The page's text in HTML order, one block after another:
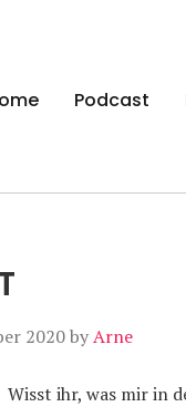
Podcast
2020byArne
Wisst ihr, was mir in